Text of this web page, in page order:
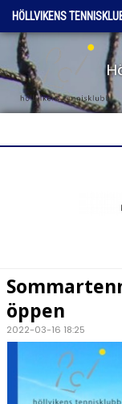
HÖLLVIKENS
TERMINSTRÄNING HT &
TRÄNING SOMMAR
AKTIVITETER & LÄGER
öppen
2022-03-16 18:25